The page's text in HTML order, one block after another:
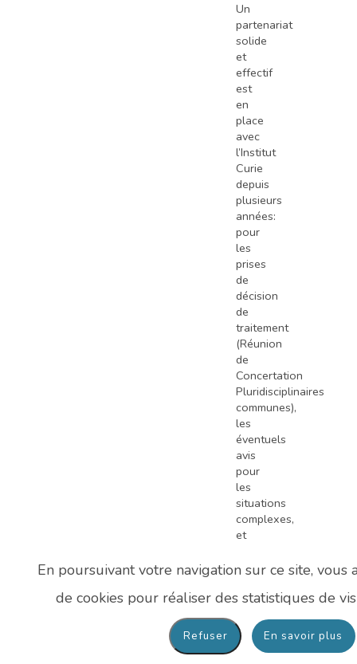
Un
partenariat
solide
et
effectif
est
en
place
avec
l’Institut
Curie
depuis
plusieurs
années:
pour
les
prises
de
décision
de
traitement
(Réunion
de
Concertation
Pluridisciplinaires
communes),
les
éventuels
avis
pour
les
situations
complexes,
et
aux
cliniques
disponibles
sur
En poursuivant votre navigation sur ce site, vous
de cookies pour réaliser des statistiques de
En savoir plus